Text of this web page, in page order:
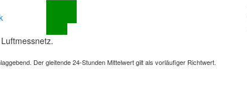
Der gleitende 24-Stunden Mittelwert gilt als vorläufiger Richtwert.